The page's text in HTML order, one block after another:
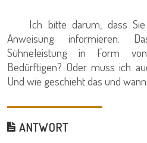
Ich bitte darum, dass Sie
Anweisung informieren.
Sühneleistung in Form
Bedürftigen? Oder muss ich
Und wie geschieht das und
ANTWORT